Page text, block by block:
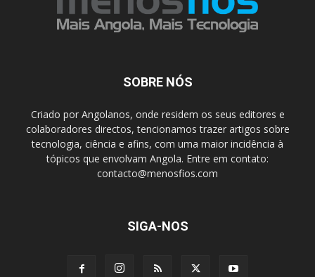
SOBRE NÓS
Criado por Angolanos, onde residem os seus editores e
colaboradores directos, tencionamos trazer artigos sobre
tecnologia, ciência e afins, com uma maior incidência à
tópicos que envolvam Angola. Entre em contato:
contacto@menosfios.com
SIGA-NOS